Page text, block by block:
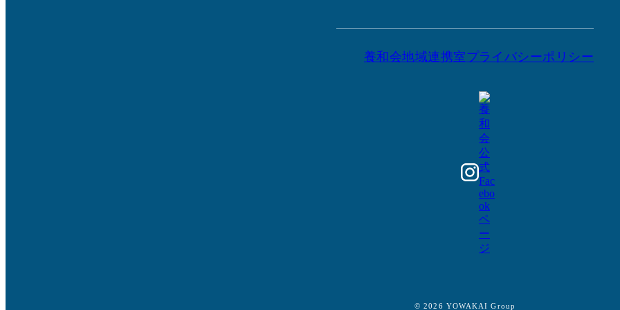
養和会地域連携室プライバシーポリシー
© 2026 YOWAKAI Group